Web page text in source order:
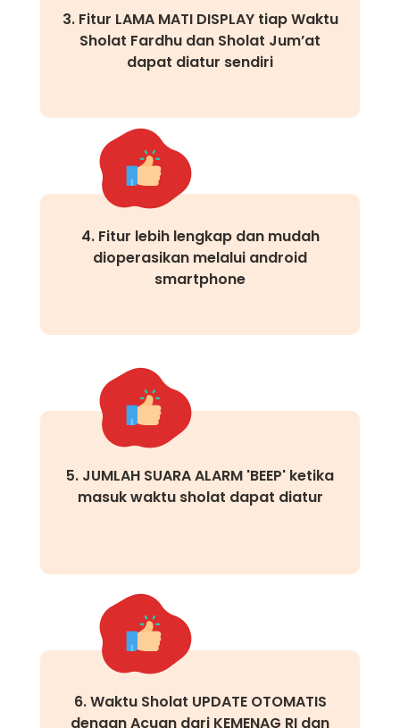
3. Fitur LAMA MATI DISPLAY tiap Waktu
Sholat Fardhu dan Sholat Jum’at
dapat diatur sendiri
4. Fitur lebih lengkap dan mudah
dioperasikan melalui android
smartphone
5. JUMLAH SUARA ALARM 'BEEP' ketika
masuk waktu sholat dapat diatur
6. Waktu Sholat UPDATE OTOMATIS
dengan Acuan dari KEMENAG RI dan